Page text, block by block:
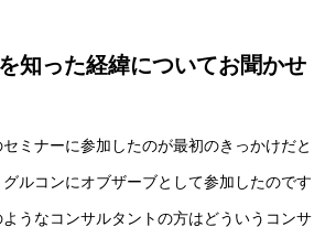
知った経緯についてお聞かせ
ミナーに参加したのが最初のきっかけだと
ルコンにオブザーブとして参加したのです
うなコンサルタントの方はどういうコンサ